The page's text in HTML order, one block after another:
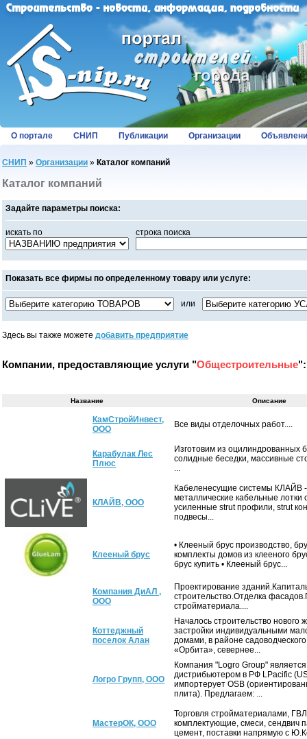
О портале СНИП Публикации Организации
СНИП » Организации » Каталог компаний
Каталог компаний
Задайте параметры поиска:
искать по строка поиска
Показать все фирмы по определенному товару или услуге:
или
Здесь вы также можете добавить предприятие
Компании, предоставляющие услуги "Общестроительные":
Название Описание
КамСтройИнвест,
ООО
Все виды отделочных работ....
Карабулак Лес
Плюс
Изготовим из оцилиндрованных
солидные беседки, массивные
...
КЛАЙВ, ООО
Кабеленесущие системы КЛАЙВ -
металлические кабельные лотки
усиленные strut профили, strut
подвесы...
Клееный брус
• Клееный брус производство,
комплекты домов из клееного
брус купить • Клееный брус...
Компания ДиАЛ ,
ООО
Проектирование
строительство.Отделка
стройматериала....
Коттеджный
поселок Алан
Началось строительство нового
застройки индивидуальными
домами, в районе
«Орбита», севернее...
Логро Групп, ООО
Компания "Logro Group" является
дистрибьютером в РФ LPacific
импортерует OSB
плита). Предлагаем: ...
МастерОК, ООО
Торговля стройматериалами,
комплектующие, смеси, сендвич
цемент, поставки напрямую с